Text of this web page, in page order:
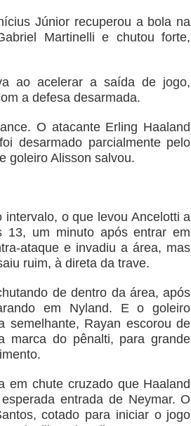
Júnior recuperou a bola na
Martinelli e chutou forte,
ao acelerar a saída de jogo,
a defesa desarmada.
O atacante Erling Haaland
desarmado parcialmente pelo
goleiro Alisson salvou.
o que levou Ancelotti a
13, um minuto após entrar em
ataque e invadiu a área, mas
ruim, à direta da trave.
de dentro da área, após
em Nyland. E o goleiro
semelhante, Rayan escorou de
marca do pênalti, para grande
em chute cruzado que Haaland
entrada de Neymar. O
cotado para iniciar o jogo